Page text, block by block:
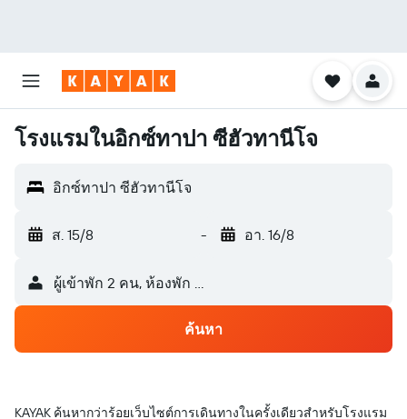
โรงแรมในอิกซ์ทาปา ซีฮัวทานีโจ
อิกซ์ทาปา ซีฮัวทานีโจ
ส. 15/8 - อา. 16/8
ผู้เข้าพัก 2 คน, ห้องพัก 1 ห้อง
ค้นหา
KAYAK ค้นหากว่าร้อยเว็บไซต์การเดินทางในครั้งเดียวสำหรับโรงแรม